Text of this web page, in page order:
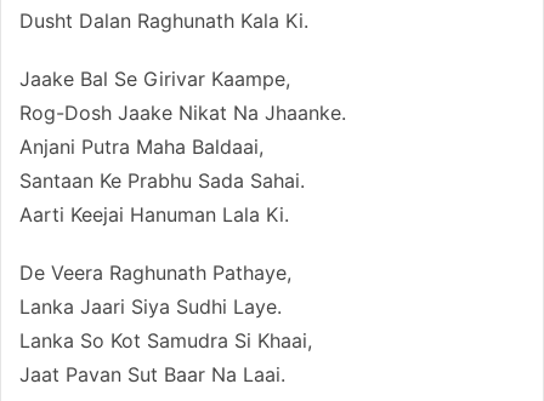
Dusht Dalan Raghunath Kala Ki.
Jaake Bal Se Girivar Kaampe,
Rog-Dosh Jaake Nikat Na Jhaanke.
Anjani Putra Maha Baldaai,
Santaan Ke Prabhu Sada Sahai.
Aarti Keejai Hanuman Lala Ki.
De Veera Raghunath Pathaye,
Lanka Jaari Siya Sudhi Laye.
Lanka So Kot Samudra Si Khaai,
Jaat Pavan Sut Baar Na Laai.